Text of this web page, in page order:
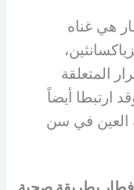
هي غناه
المتعلقة
ارتبطا أيضاً
العين في سن